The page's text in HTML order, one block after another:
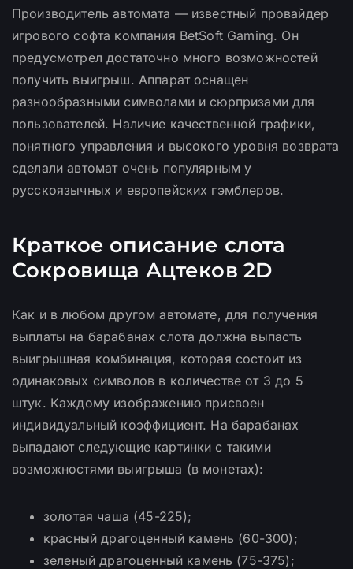
Производитель автомата — известный провайдер
игрового софта компания BetSoft Gaming. Он
предусмотрел достаточно много возможностей
получить выигрыш. Аппарат оснащен
разнообразными символами и сюрпризами для
пользователей. Наличие качественной графики,
понятного управления и высокого уровня возврата
сделали автомат очень популярным у
русскоязычных и европейских гэмблеров.
Краткое описание слота
Сокровища Ацтеков 2D
Как и в любом другом автомате, для получения
выплаты на барабанах слота должна выпасть
выигрышная комбинация, которая состоит из
одинаковых символов в количестве от 3 до 5
штук. Каждому изображению присвоен
индивидуальный коэффициент. На барабанах
выпадают следующие картинки с такими
возможностями выигрыша (в монетах):
золотая чаша (45-225);
красный драгоценный камень (60-300);
зеленый драгоценный камень (75-375);